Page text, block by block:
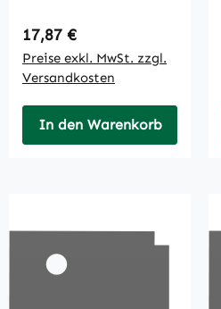
Regulärer Preis:
17,87 €
Preise exkl. MwSt. zzgl.
Versandkosten
In den Warenkorb